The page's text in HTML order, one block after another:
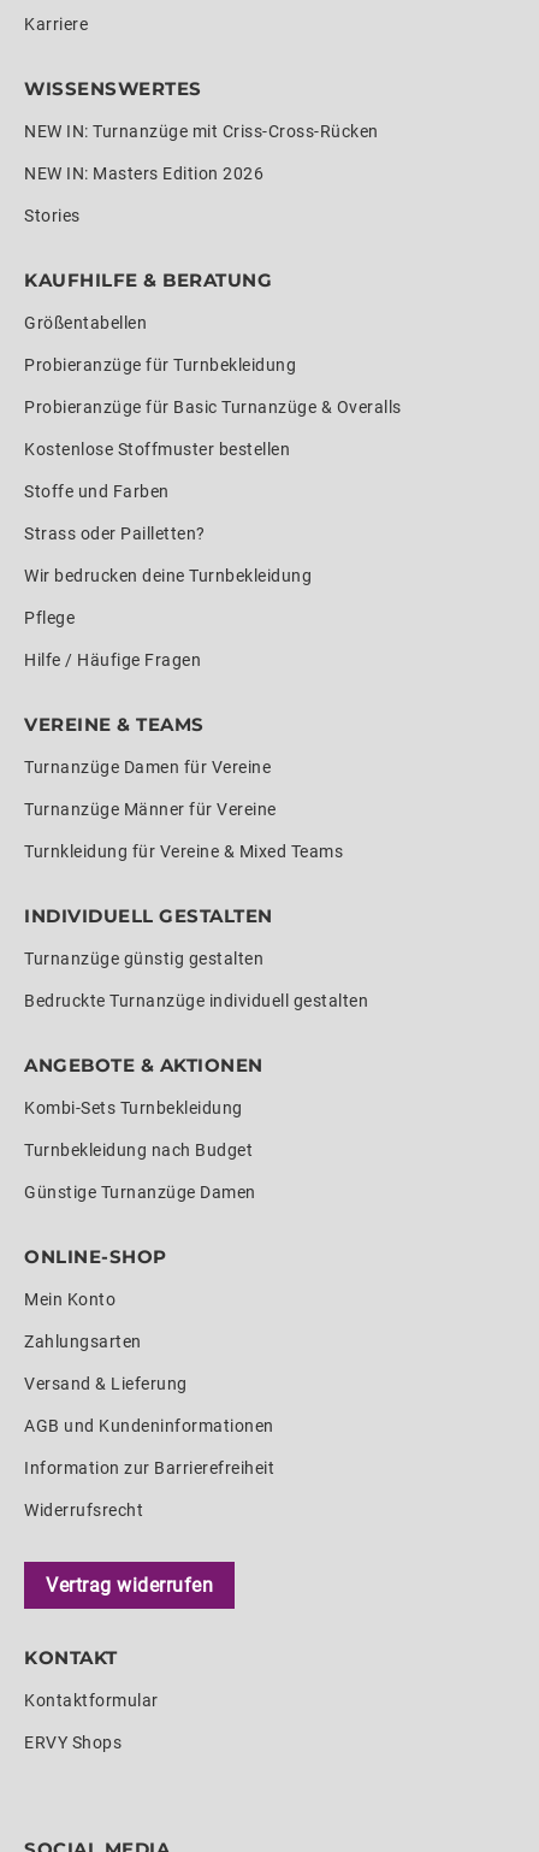
Karriere
WISSENSWERTES
NEW IN: Turnanzüge mit Criss-Cross-Rücken
NEW IN: Masters Edition 2026
Stories
KAUFHILFE & BERATUNG
Größentabellen
Probieranzüge für Turnbekleidung
Probieranzüge für Basic Turnanzüge & Overalls
Kostenlose Stoffmuster bestellen
Stoffe und Farben
Strass oder Pailletten?
Wir bedrucken deine Turnbekleidung
Pflege
Hilfe / Häufige Fragen
VEREINE & TEAMS
Turnanzüge Damen für Vereine
Turnanzüge Männer für Vereine
Turnkleidung für Vereine & Mixed Teams
INDIVIDUELL GESTALTEN
Turnanzüge günstig gestalten
Bedruckte Turnanzüge individuell gestalten
ANGEBOTE & AKTIONEN
Kombi-Sets Turnbekleidung
Turnbekleidung nach Budget
Günstige Turnanzüge Damen
ONLINE-SHOP
Mein Konto
Zahlungsarten
Versand & Lieferung
AGB und Kundeninformationen
Information zur Barrierefreiheit
Widerrufsrecht
Vertrag widerrufen
KONTAKT
Kontaktformular
ERVY Shops